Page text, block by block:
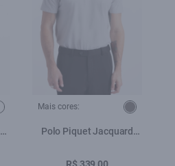
Mais cores:
Polo Piquet Jacquard
R$ 339,00